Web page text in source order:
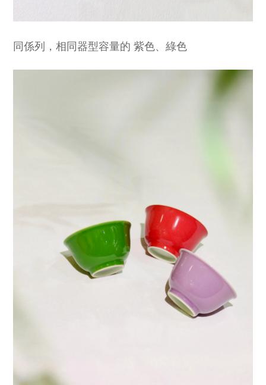
同係列，相同器型容量的 紫色、綠色